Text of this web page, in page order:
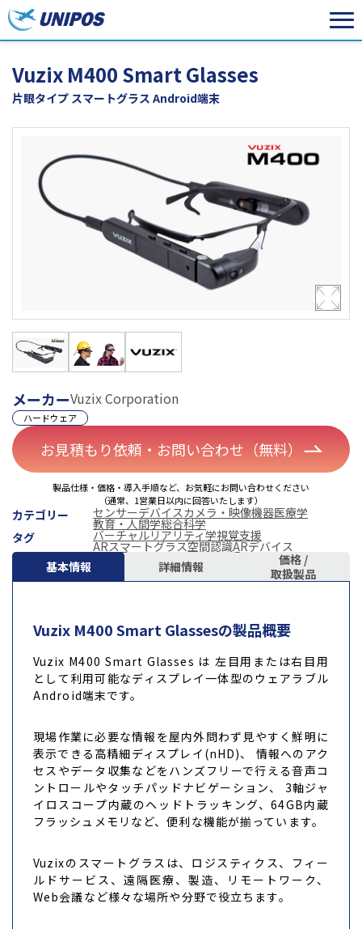
Vuzix M400 Smart Glasses
片眼タイプ スマートグラス Android端末
メーカーVuzix Corporation
ハードウェア
お見積もり依頼・お問い合わせ（無料）
製品仕様・価格・導入手順など、お気軽にお問い合わせください
（通常、1営業日以内に回答いたします）
カテゴリー センサーデバイスカメラ・映像機器医療学
教育・人間学総合科学
タグ
バーチャルリアリティ学視覚支援
ARスマートグラス空間認識ARデバイス
基本情報
詳細情報
価格 /
取扱製品
Vuzix M400 Smart Glassesの製品概要
Vuzix M400 Smart Glasses は 左目用または右目用
として利用可能なディスプレイ一体型のウェアラブル
Android端末です。
現場作業に必要な情報を屋内外問わず見やすく鮮明に
表示できる高精細ディスプレイ(nHD)、 情報へのアク
セスやデータ収集などをハンズフリーで行える音声コ
ントロールやタッチパッドナビゲーション、 3軸ジャ
イロスコープ内蔵のヘッドトラッキング、64GB内蔵
フラッシュメモリなど、便利な機能が揃っています。
Vuzixのスマートグラスは、ロジスティクス、フィー
ルドサービス、遠隔医療、製造、リモートワーク、
Web会議など様々な場所や分野で役立ちます。